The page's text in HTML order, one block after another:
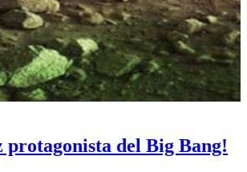
protagonista del Big Bang!